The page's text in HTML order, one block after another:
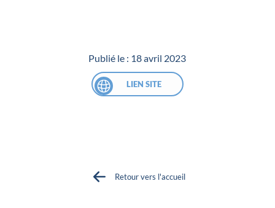
Publié le : 18 avril 2023
LIEN SITE
Retour vers l'accueil